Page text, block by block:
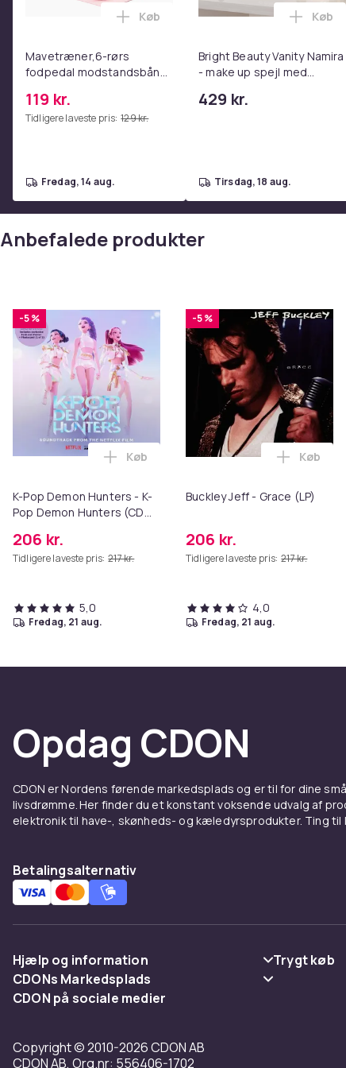
Mavetræner,6-rørs
fodpedal modstandsbånd
yoga og
hjemmetræningscenter
119 kr.
Tidligere laveste pris: 129 kr.
Læg Mavetræner,6-rørs fodpedal
Køb
fredag, 14 aug.
Bright Beauty Vanity Namira
- make up spejl med
- schminke spejl med lys -
429 kr.
Læg
Køb
tirsdag, 18 aug.
Anbefalede produkter
-5 %
K-Pop Demon Hunters - K-
Pop Demon Hunters (CD
206 kr.
Tidligere laveste pris: 217 kr.
Læg K-Pop Demon Hunters - K-Pop
Køb
5,0
fredag, 21 aug.
-5 %
Buckley Jeff - Grace (LP)
206 kr.
Tidligere laveste pris: 217 kr.
Læg
Køb
4,0
fredag, 21 aug.
Opdag CDON
CDON er Nordens førende markedsplads og er til for dine
livsdrømme. Her finder du et konstant voksende udvalg af
elektronik til have-, skønheds- og kæledyrsprodukter. Ting til
Betalingsalternativ
Hjælp og information
Ofte stillede spørgsmål
Fortryd & returner her
Trygt køb
CDONs Markedsplads
Merchant Help Center
CDON på sociale medier
Copyright © 2010-2026 CDON AB
CDON AB, Org.nr: 556406-1702